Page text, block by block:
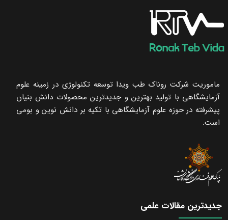
ماموریت شرکت روناک طب ویدا توسعه تکنولوژی در زمینه علوم
آزمایشگاهی با تولید بهترین و جدیدترین محصولات دانش بنیان
پیشرفته در حوزه علوم آزمایشگاهی با تکیه ‌بر دانش نوین و بومی
است.
جدیدترین مقالات علمی